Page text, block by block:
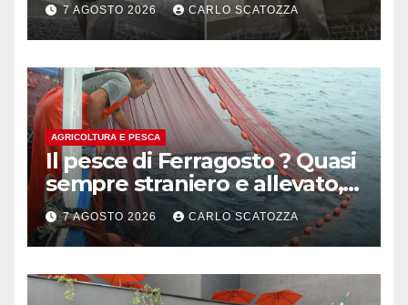
7 AGOSTO 2026 CARLO SCATOZZA
AGRICOLTURA E PESCA
Il pesce di Ferragosto ? Quasi
sempre straniero e allevato,
in sofferenza
7 AGOSTO 2026 CARLO SCATOZZA